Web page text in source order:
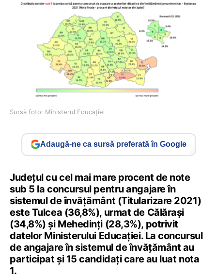
Sursă foto: Ministerul Educației
Adaugă-ne ca sursă preferată în Google
Județul cu cel mai mare procent de note
sub 5 la concursul pentru angajare în
sistemul de învățământ (Titularizare 2021)
este Tulcea (36,8%), urmat de Călărași
(34,8%) și Mehedinți (28,3%), potrivit
datelor Ministerului Educației. La concursul
de angajare în sistemul de învățământ au
participat și 15 candidați care au luat nota
1.